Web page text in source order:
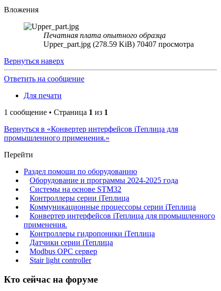
Вложения
Печатная плата опытного образца
Upper_part.jpg (278.59 KiB) 70407 просмотра
Вернуться наверх
Ответить на сообщение
Для печати
1 сообщение • Страница 1 из 1
Вернуться в «Конвертер интерфейсов iТеплица для
промышленного применения.»
Перейти
Раздел помощи по оборудованию
Оборудование и программы 2024-2025 года
Системы на основе STM32
Контроллеры серии iТеплица
Коммуникационные процессоры серии iТеплица
Конвертер интерфейсов iТеплица для промышленного
применения.
Контроллеры гидропоники iТеплица
Датчики серии iТеплица
Modbus OPC сервер
Stair light controller
Кто сейчас на форуме